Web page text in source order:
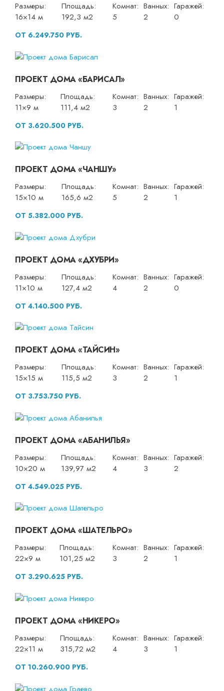
Размеры:
16×14 м
Площадь:
192,3 м2
Комнат:
5
Ванных:
2
Гаражей:
0
ОТ 6.249.750 РУБ.
ПРОЕКТ ДОМА «БАРИСАЛ»
Размеры:
11×9 м
Площадь:
111,4 м2
Комнат:
3
Ванных:
2
Гаражей:
1
ОТ 3.620.500 РУБ.
ПРОЕКТ ДОМА «ЧАНШУ»
Размеры:
15×10 м
Площадь:
165,6 м2
Комнат:
5
Ванных:
2
Гаражей:
1
ОТ 5.382.000 РУБ.
ПРОЕКТ ДОМА «ДХУБРИ»
Размеры:
11×10 м
Площадь:
127,4 м2
Комнат:
4
Ванных:
2
Гаражей:
0
ОТ 4.140.500 РУБ.
ПРОЕКТ ДОМА «ТАЙСИН»
Размеры:
15×15 м
Площадь:
115,5 м2
Комнат:
3
Ванных:
2
Гаражей:
1
ОТ 3.753.750 РУБ.
ПРОЕКТ ДОМА «АБАНИЛЬЯ»
Размеры:
10×20 м
Площадь:
139,97 м2
Комнат:
4
Ванных:
3
Гаражей:
2
ОТ 4.549.025 РУБ.
ПРОЕКТ ДОМА «ШАТЕЛЬРО»
Размеры:
22×9 м
Площадь:
101,25 м2
Комнат:
3
Ванных:
2
Гаражей:
1
ОТ 3.290.625 РУБ.
ПРОЕКТ ДОМА «НИКЕРО»
Размеры:
22×11 м
Площадь:
315,72 м2
Комнат:
4
Ванных:
3
Гаражей:
1
ОТ 10.260.900 РУБ.